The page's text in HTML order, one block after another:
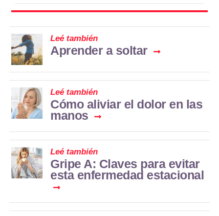
Leé también
Aprender a soltar
Leé también
Cómo aliviar el dolor en las
manos
Leé también
Gripe A: Claves para evitar
esta enfermedad estacional